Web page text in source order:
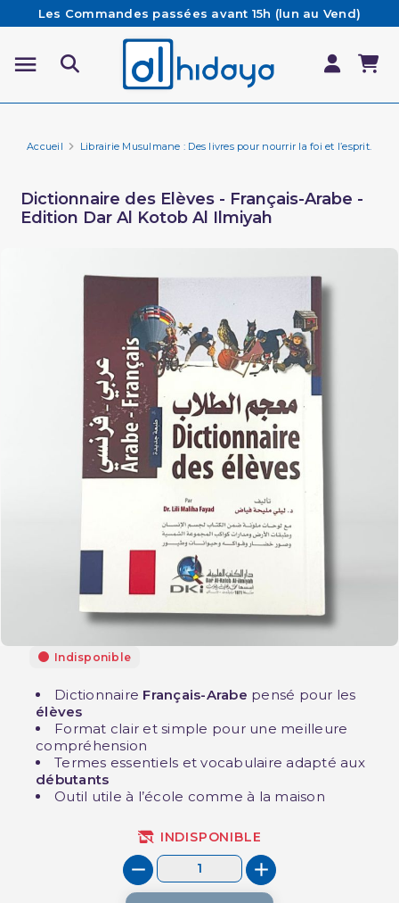
Les Commandes passées avant 15h (lun au Vend)
sont préparées et expédiées le jour même
Besoin d'aide ? Retrouvez notre FAQ
Livraison offerte à partir de 65€ d'achat*
Accueil Librairie Musulmane : Des livres pour nourrir la foi et l’esprit.
Dictionnaire des Elèves - Français-Arabe -
Edition Dar Al Kotob Al Ilmiyah
Indisponible
Dictionnaire Français-Arabe pensé pour les
élèves
Format clair et simple pour une meilleure
compréhension
Termes essentiels et vocabulaire adapté aux
débutants
Outil utile à l’école comme à la maison
INDISPONIBLE